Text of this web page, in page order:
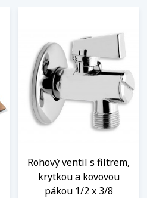
Rohový ventil s filtrem,
krytkou a kovovou
pákou 1/2 x 3/8